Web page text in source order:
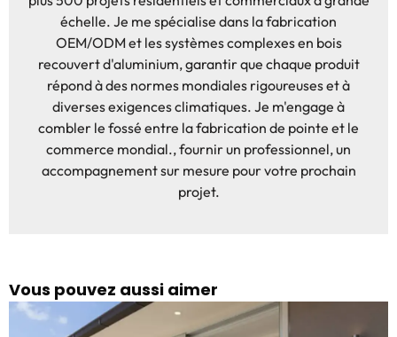
échelle. Je me spécialise dans la fabrication
OEM/ODM et les systèmes complexes en bois
recouvert d'aluminium, garantir que chaque produit
répond à des normes mondiales rigoureuses et à
diverses exigences climatiques. Je m'engage à
combler le fossé entre la fabrication de pointe et le
commerce mondial., fournir un professionnel, un
accompagnement sur mesure pour votre prochain
projet.
Vous pouvez aussi aimer